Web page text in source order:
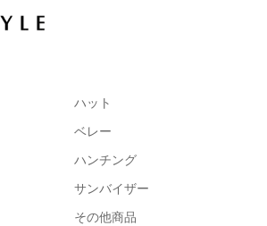
ハット
ベレー
ハンチング
サンバイザー
その他商品